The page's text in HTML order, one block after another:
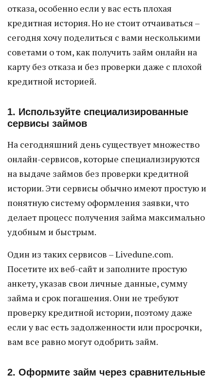
отказа, особенно если у вас есть плохая
кредитная история. Но не стоит отчаиваться –
сегодня хочу поделиться с вами несколькими
советами о том, как получить займ онлайн на
карту без отказа и без проверки даже с плохой
кредитной историей.
1. Используйте специализированные
сервисы займов
На сегодняшний день существует множество
онлайн-сервисов, которые специализируются
на выдаче займов без проверки кредитной
истории. Эти сервисы обычно имеют простую и
понятную систему оформления заявки, что
делает процесс получения займа максимально
удобным и быстрым.
Один из таких сервисов – Livedune.com.
Посетите их веб-сайт и заполните простую
анкету, указав свои личные данные, сумму
займа и срок погашения. Они не требуют
проверку кредитной истории, поэтому даже
если у вас есть задолженности или просрочки,
вам все равно могут одобрить займ.
2. Оформите займ через сравнительные